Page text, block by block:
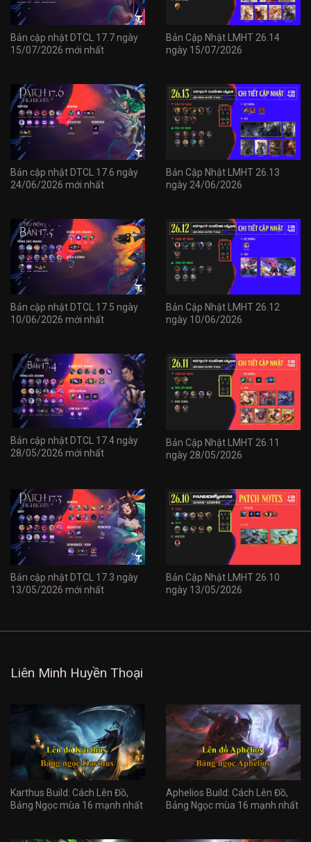
Bản cập nhật DTCL 17.7 ngày
15/07/2026 mới nhất
Bản Cập Nhật LMHT 26.14
ngày 15/07/2026
Bản cập nhật DTCL 17.6 ngày
24/06/2026 mới nhất
Bản Cập Nhật LMHT 26.13
ngày 24/06/2026
Bản cập nhật DTCL 17.5 ngày
10/06/2026 mới nhất
Bản Cập Nhật LMHT 26.12
ngày 10/06/2026
Bản cập nhật DTCL 17.4 ngày
28/05/2026 mới nhất
Bản Cập Nhật LMHT 26.11
ngày 28/05/2026
Bản cập nhật DTCL 17.3 ngày
13/05/2026 mới nhất
Bản Cập Nhật LMHT 26.10
ngày 13/05/2026
Liên Minh Huyền Thoại
Karthus Build: Cách Lên Đồ,
Bảng Ngọc mùa 16 mạnh nhất
Aphelios Build: Cách Lên Đồ,
Bảng Ngọc mùa 16 mạnh nhất